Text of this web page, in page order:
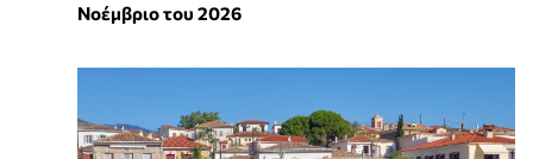
Νοέμβριο του 2026